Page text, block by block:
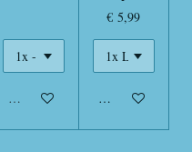
Uitverkocht
€ 5,99
In winkelwagen